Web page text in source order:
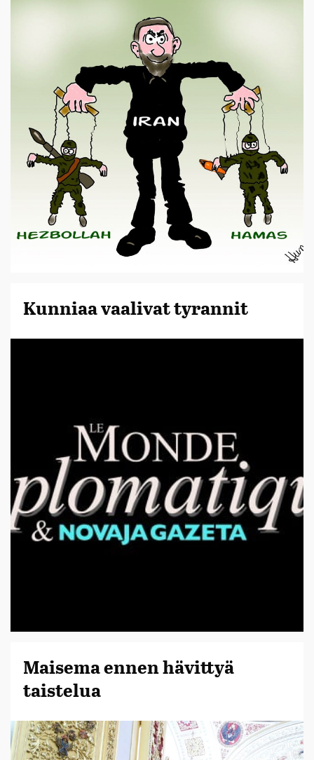
Kunniaa vaalivat tyrannit
Maisema ennen hävittyä
taistelua